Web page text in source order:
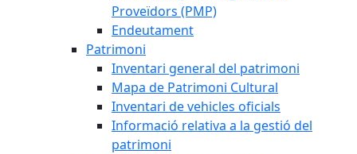
Proveïdors (PMP)
Endeutament
Patrimoni
Inventari general del patrimoni
Mapa de Patrimoni Cultural
Inventari de vehicles oficials
Informació relativa a la gestió del
patrimoni